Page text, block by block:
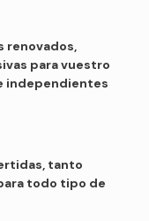
renovados,
para vuestro
independientes
tanto
todo tipo de